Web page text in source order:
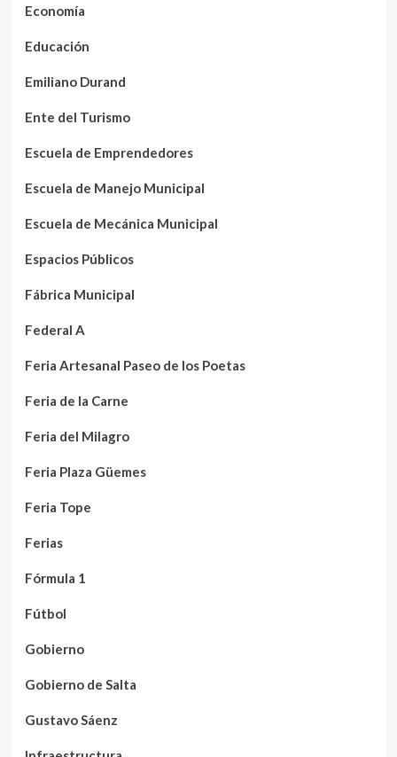
Economía
Educación
Emiliano Durand
Ente del Turismo
Escuela de Emprendedores
Escuela de Manejo Municipal
Escuela de Mecánica Municipal
Espacios Públicos
Fábrica Municipal
Federal A
Feria Artesanal Paseo de los Poetas
Feria de la Carne
Feria del Milagro
Feria Plaza Güemes
Feria Tope
Ferias
Fórmula 1
Fútbol
Gobierno
Gobierno de Salta
Gustavo Sáenz